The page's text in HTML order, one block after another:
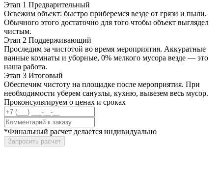
Этап 1 Предварительный
Освежим объект: быстро приберемся везде от грязи и пыли.
Обычного этого достаточно для того чтобы объект выглядел
чистым.
Этап 2 Поддерживающий
Проследим за чистотой во время мероприятия. Аккуратные
ванные комнаты и уборные, 0% мелкого мусора везде — это
наша работа.
Этап 3 Итоговый
Обеспечим чистоту на площадке после мероприятия. При
необходимости уберем санузлы, кухню, вывезем весь мусор.
Проконсультируем о ценах и сроках
*Финальный расчет делается индивидуально
Запросить расчет